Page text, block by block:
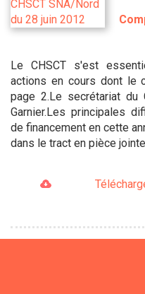
Le CHSCT s'est
actions en cours dont le
page 2.Le secrétariat du
Garnier.Les principales
de financement en cette
dans le tract en pièce